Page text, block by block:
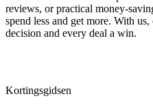
reviews, or practical money-
spend less and get more. With
decision and every deal a win.
Kortingsgidsen